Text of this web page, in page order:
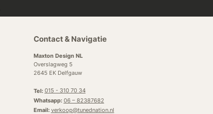
Contact & Navigatie
Maxton Design NL
Overslagweg 5
2645 EK Delfgauw
Tel: 015 - 310 70 34
Whatsapp: 06 – 82387682
Email: verkoop@tunednation.nl